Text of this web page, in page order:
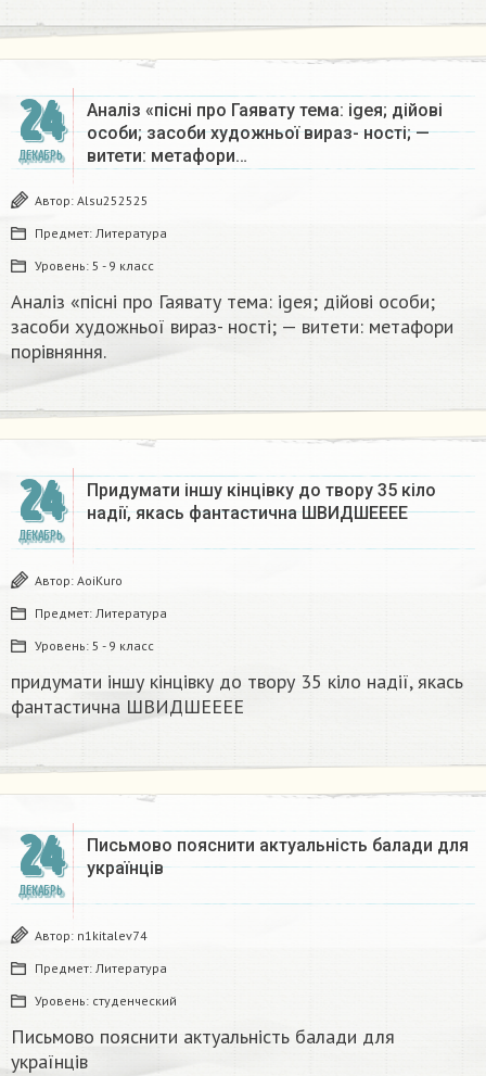
24
ДЕКАБРЬ
Аналіз «пісні про Гаявату тема: igeя; дійові
особи; засоби художньої вираз- ності; —
витети: метафори…
Автор: Alsu252525
Предмет: Литература
Уровень: 5 - 9 класс
Аналіз «пісні про Гаявату тема: igeя; дійові особи;
засоби художньої вираз- ності; — витети: метафори
порівняння.​
24
ДЕКАБРЬ
Придумати іншу кінцівку до твору 35 кіло
надії, якась фантастична​ ШВИДШЕЕЕЕ
Автор: AoiKuro
Предмет: Литература
Уровень: 5 - 9 класс
придумати іншу кінцівку до твору 35 кіло надії, якась
фантастична​ ШВИДШЕЕЕЕ
24
ДЕКАБРЬ
Письмово пояснити актуальність балади для
українців
Автор: n1kitalev74
Предмет: Литература
Уровень: студенческий
Письмово пояснити актуальність балади для
українців